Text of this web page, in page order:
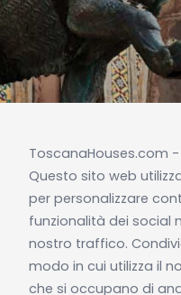
ToscanaHouses.com -
Questo sito web
per personalizzare
funzionalità dei social
nostro traffico.
modo in cui utilizza il
che si occupano di